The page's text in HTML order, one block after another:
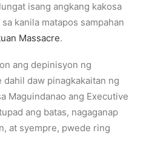
isang angkang kakosa
kanila matapos sampahan
Massacre.
ang depinisyon ng
dahil daw pinagkakaitan ng
Maguindanao ang Executive
ang batas, nagaganap
at syempre, pwede ring